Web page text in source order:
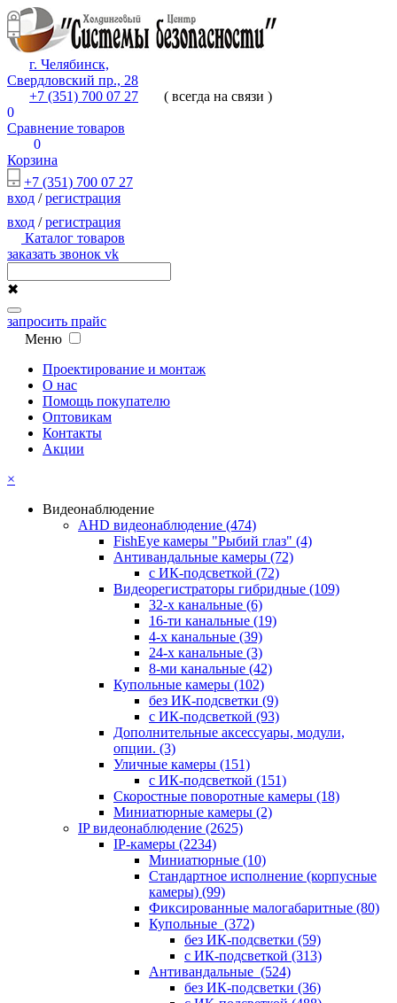
г. Челябинск,
Свердловский пр., 28
+7 (351) 700 07 27
( всегда на связи )
0
Сравнение товаров
0
Корзина
+7 (351) 700 07 27
вход /регистрация
вход /регистрация
Каталог товаров
заказать звонок vk
✖
запросить прайс
Меню
Проектирование и монтаж
О нас
Помощь покупателю
Оптовикам
Контакты
Акции
×
Видеонаблюдение
AHD видеонаблюдение (474)
FishEye камеры "Рыбий глаз" (4)
Антивандальные камеры (72)
с ИК-подсветкой (72)
Видеорегистраторы гибридные (109)
32-х канальные (6)
16-ти канальные (19)
4-х канальные (39)
24-х канальные (3)
8-ми канальные (42)
Купольные камеры (102)
без ИК-подсветки (9)
с ИК-подсветкой (93)
Дополнительные аксессуары, модули,
опции. (3)
Уличные камеры (151)
с ИК-подсветкой (151)
Скоростные поворотные камеры (18)
Миниатюрные камеры (2)
IP видеонаблюдение (2625)
IP-камеры (2234)
Миниатюрные (10)
Стандартное исполнение (корпусные
камеры) (99)
Фиксированные малогабаритные (80)
Купольные (372)
без ИК-подсветки (59)
с ИК-подсветкой (313)
Антивандальные (524)
без ИК-подсветки (36)